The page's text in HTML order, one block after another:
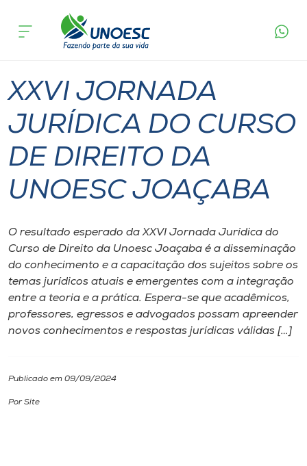
Cursos
Pesquisa
Atendimento ao Estudante
Portal de Ensino
A
Internacionalização
I.nova
Diplomados
acontece
XXVI JORNADA
JURÍDICA DO CURSO
DE DIREITO DA
UNOESC JOAÇABA
O resultado esperado da XXVI Jornada Jurídica do
Curso de Direito da Unoesc Joaçaba é a disseminação
do conhecimento e a capacitação dos sujeitos sobre os
temas jurídicos atuais e emergentes com a integração
entre a teoria e a prática. Espera-se que acadêmicos,
professores, egressos e advogados possam apreender
novos conhecimentos e respostas jurídicas válidas […]
Publicado em 09/09/2024
Por Site